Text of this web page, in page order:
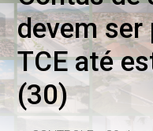
devem ser
TCE até
(30)